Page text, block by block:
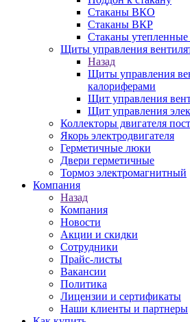
Стаканы ВКО
Стаканы ВКР
Стаканы
Щиты управления
Назад
Щиты управления
калориферами
Щит управления
Щит управления
Коллекторы двигателя
Якорь электродвигателя
Герметичные люки
Двери герметичные
Тормоз электромагнитный
Компания
Назад
Компания
Новости
Акции и скидки
Сотрудники
Прайс-листы
Вакансии
Политика
Лицензии и сертификаты
Наши клиенты и партнеры